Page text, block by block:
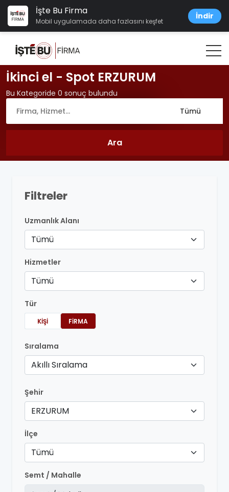
İşte Bu Firma
Mobil uygulamada daha fazlasını keşfet
İndir
İkinci el - Spot ERZURUM
Bu Kategoride 0 sonuç bulundu
Filtreler
Uzmanlık Alanı
Tümü
Hizmetler
Tümü
Tür
KIŞI FIRMA
Sıralama
Akıllı Sıralama
Şehir
ERZURUM
İlçe
Tümü
Semt / Mahalle